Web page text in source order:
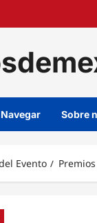
Navegar Sobre
Evento